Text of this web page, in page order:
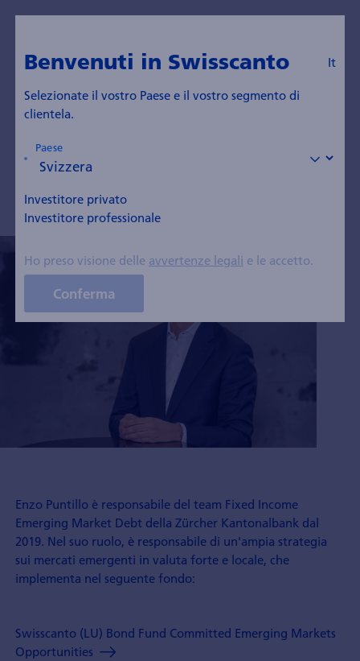
Enzo Puntillo
Responsabile Emerging Market Debt
Enzo Puntillo è responsabile del team Fixed Income
Emerging Market Debt della Zürcher Kantonalbank dal
2019. Nel suo ruolo, è responsabile di un'ampia strategia
sui mercati emergenti in valuta forte e locale, che
implementa nel seguente fondo:
Swisscanto (LU) Bond Fund Committed Emerging Markets
Opportunities
Benvenuti in Swisscanto It
Selezionate il vostro Paese e il vostro segmento di
clientela.
Paese
Investitore privato
Investitore professionale
Ho preso visione delle avvertenze legali e le accetto.
Conferma